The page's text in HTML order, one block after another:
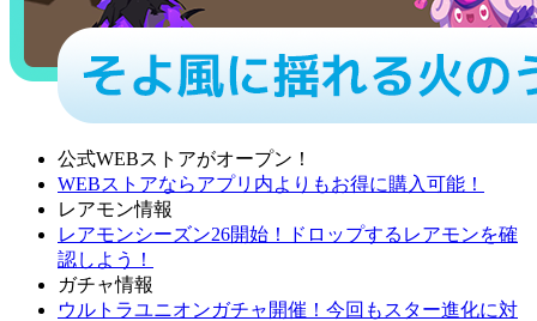
公式WEBストアがオープン！
WEBストアならアプリ内よりもお得に購入可能！
レアモン情報
レアモンシーズン26開始！ドロップするレアモンを確
認しよう！
ガチャ情報
ウルトラユニオンガチャ開催！今回もスター進化に対